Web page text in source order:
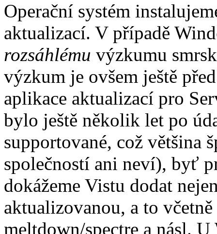
Operační systém
aktualizací. V případě
rozsáhlému výzkumu
výzkum je ovšem ještě
aplikace aktualizací pro
bylo ještě několik let po
supportované, což většina
společností ani neví), byť
dokážeme Vistu dodat
aktualizovanou, a to
meltdown/spectre a násl.